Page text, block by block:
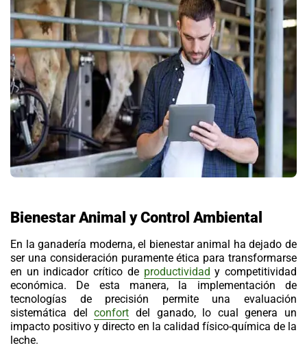
Bienestar Animal y Control Ambiental
En la ganadería moderna, el bienestar animal ha dejado de
ser una consideración puramente ética para transformarse
en un indicador crítico de productividad y competitividad
económica. De esta manera, la implementación de
tecnologías de precisión permite una evaluación
sistemática delconfort del ganado, lo cual genera un
impacto positivo y directo en la calidad físico-química de la
leche.